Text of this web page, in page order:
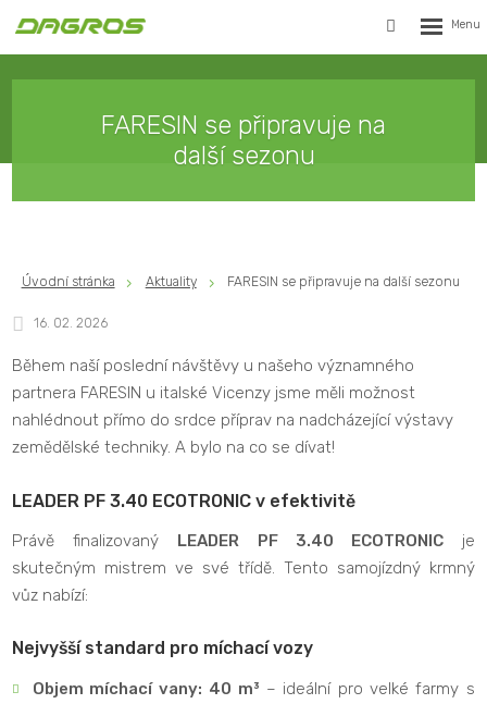
Vyhledávání
FARESIN se připravuje na
další sezonu
Úvodní stránka Aktuality FARESIN se připravuje na další sezonu
16. 02. 2026
Během naší poslední návštěvy u našeho významného
partnera FARESIN u italské Vicenzy jsme měli možnost
nahlédnout přímo do srdce příprav na nadcházející výstavy
zemědělské techniky. A bylo na co se dívat!
LEADER PF 3.40 ECOTRONIC v efektivitě
Právě finalizovaný LEADER PF 3.40 ECOTRONICje
skutečným mistrem ve své třídě. Tento samojízdný krmný
vůz nabízí:
Nejvyšší standard pro míchací vozy
Objem míchací vany: 40 m³ – ideální pro velké farmy s